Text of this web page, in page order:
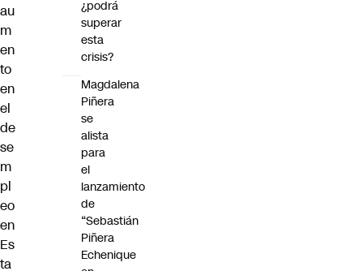
au
m
en
to
en
el
de
se
m
pl
eo
en
Es
ta
¿podrá
superar
esta
crisis?
Magdalena
Piñera
se
alista
para
el
lanzamiento
de
“Sebastián
Piñera
Echenique